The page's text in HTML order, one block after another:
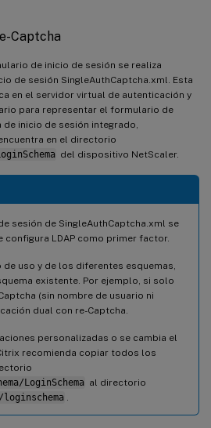
Captcha
de inicio de sesión se realiza
de sesión SingleAuthCaptcha.xml. Esta
en el servidor virtual de autenticación y
para representar el formulario de
inicio de sesión integrado,
en el directorio
del dispositivo NetScaler.
sesión de SingleAuthCaptcha.xml se
configura LDAP como primer factor.
de uso y de los diferentes esquemas,
existente. Por ejemplo, si solo
(sin nombre de usuario ni
dual con re-Captcha.
personalizadas o se cambia el
recomienda copiar todos los
LoginSchema al directorio